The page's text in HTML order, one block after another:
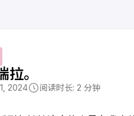
拉。
2024 阅读时长: 2 分钟